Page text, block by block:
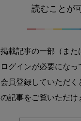
読むことが
掲載記事の一部（また
ログインが必要になっ
会員登録していただく
の記事をご覧いただけ